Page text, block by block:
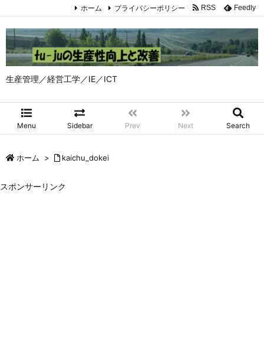
生産管理／経営工学／IE／ICT
Menu Sidebar Prev Next Search
ホーム プライバシーポリシー RSS Feedly
ホーム > kaichu_dokei
スポンサーリンク